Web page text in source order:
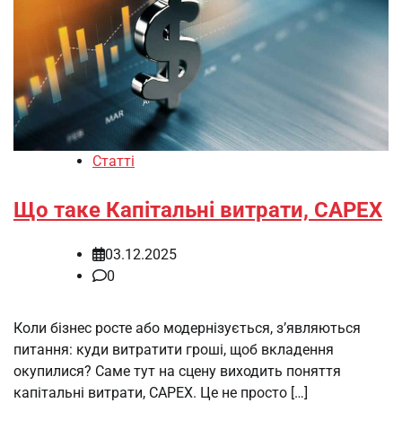
Статті
Що таке Капітальні витрати, CAPEX
03.12.2025
0
Коли бізнес росте або модернізується, з’являються
питання: куди витратити гроші, щоб вкладення
окупилися? Саме тут на сцену виходить поняття
капітальні витрати, CAPEX. Це не просто […]